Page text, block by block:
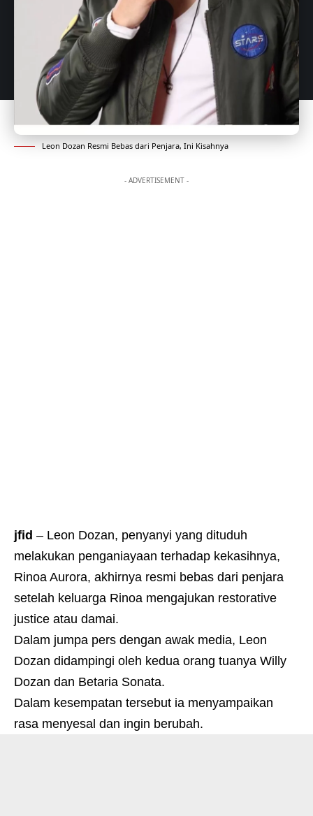
Leon Dozan Resmi Bebas dari Penjara, Ini Kisahnya
- ADVERTISEMENT -
jfid – Leon Dozan, penyanyi yang dituduh
melakukan penganiayaan terhadap kekasihnya,
Rinoa Aurora, akhirnya resmi bebas dari penjara
setelah keluarga Rinoa mengajukan restorative
justice atau damai.
Dalam jumpa pers dengan awak media, Leon
Dozan didampingi oleh kedua orang tuanya Willy
Dozan dan Betaria Sonata.
Dalam kesempatan tersebut ia menyampaikan
rasa menyesal dan ingin berubah.